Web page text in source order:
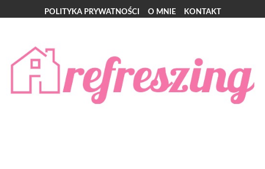
POLITYKA PRYWATNOŚCI O MNIE KONTAKT